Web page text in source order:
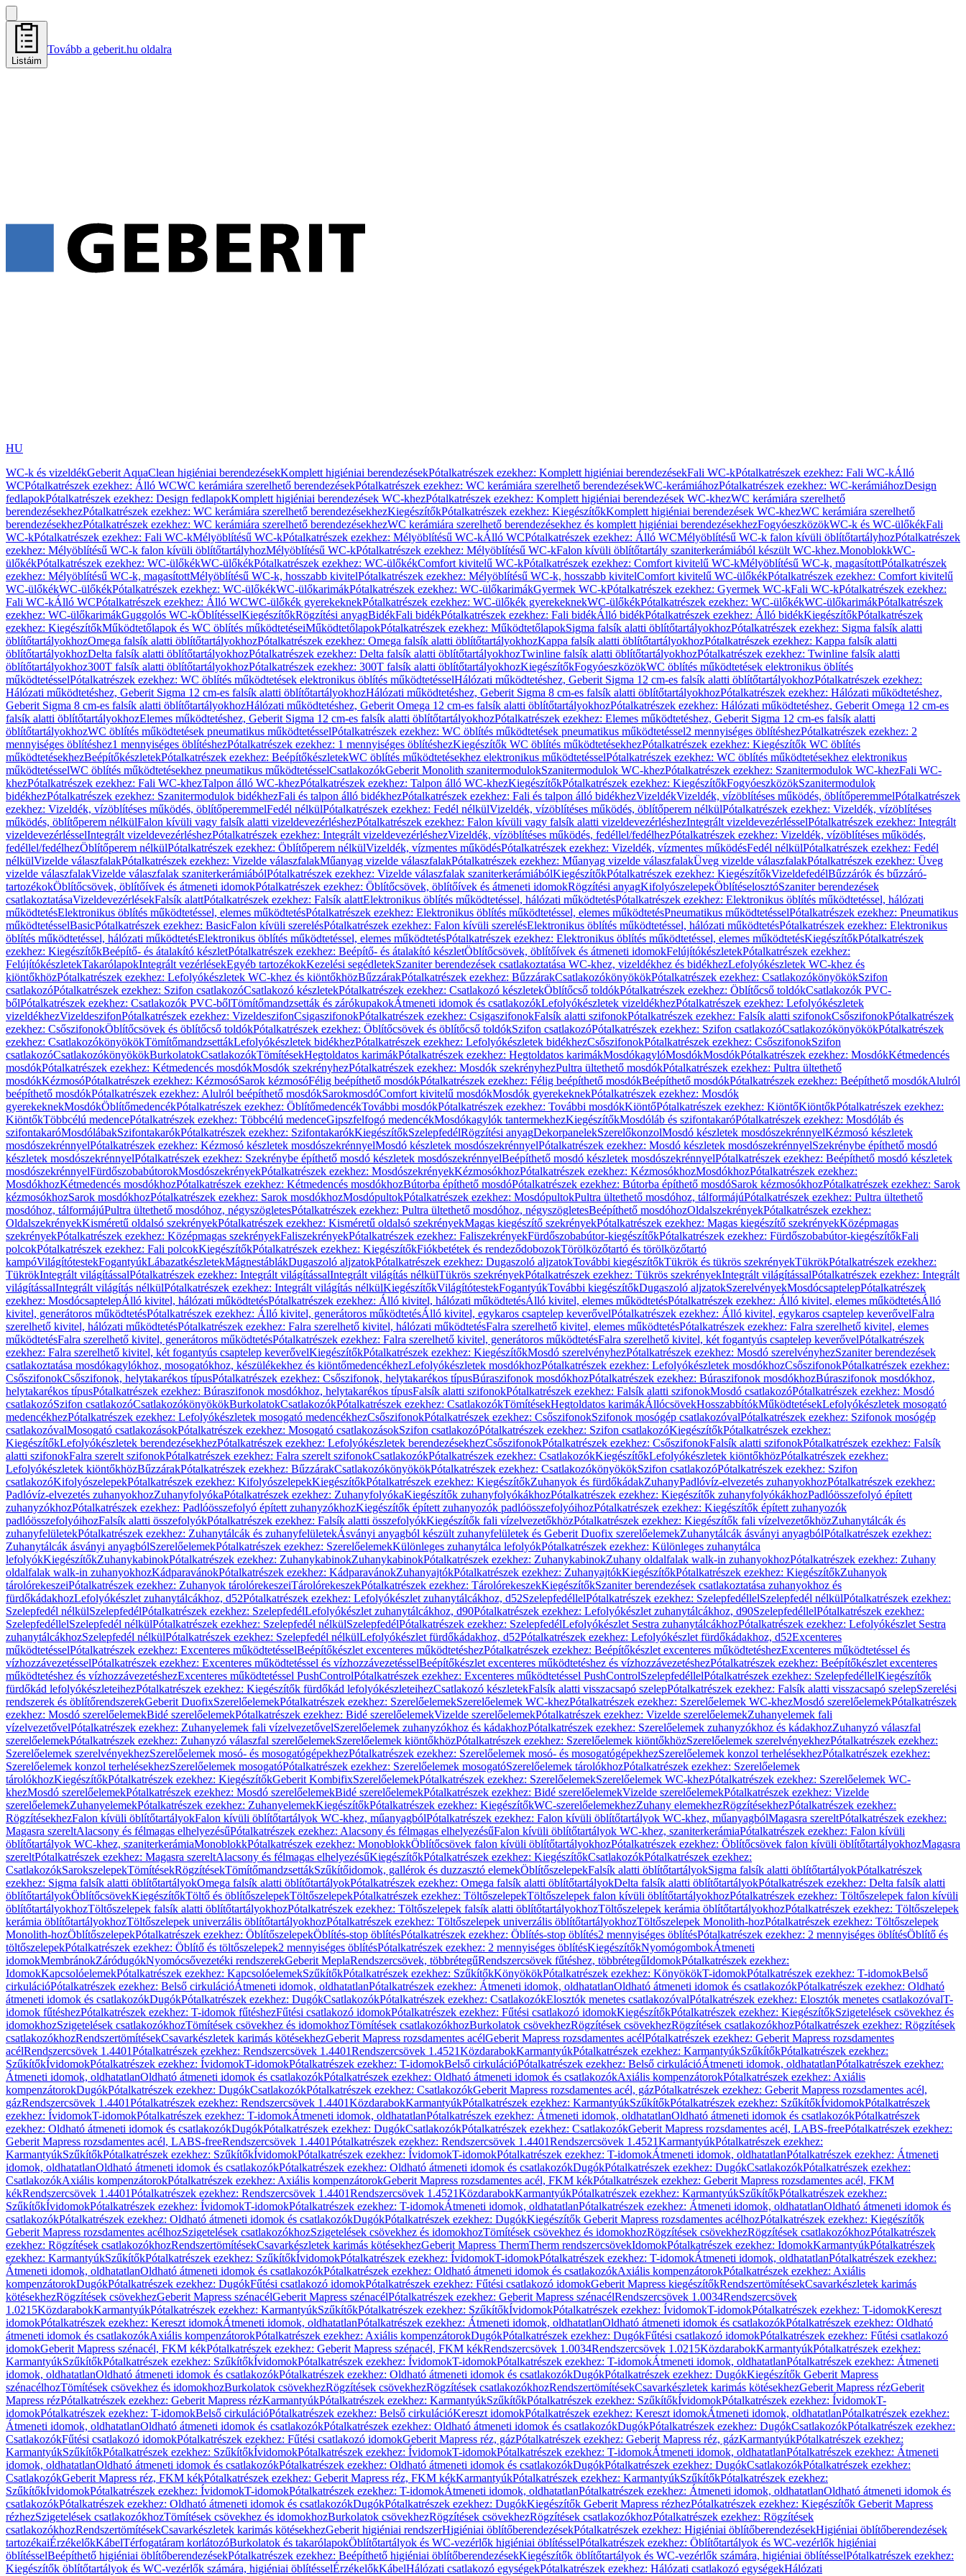
Listáim
Tovább a geberit.hu oldalra
HU
WC-k és vizeldékGeberit AquaClean higiéniai berendezésekKomplett higiéniai berendezésekPótalkatrészek ezekhez: Komplett higiéniai berendezésekFali WC-kPótalkatrészek ezekhez: Fali WC-kÁlló
WCPótalkatrészek ezekhez: Álló WCWC kerámiára szerelhető berendezésekPótalkatrészek ezekhez: WC kerámiára szerelhető berendezésekWC-kerámiáhozPótalkatrészek ezekhez: WC-kerámiáhozDesign
fedlapokPótalkatrészek ezekhez: Design fedlapokKomplett higiéniai berendezések WC-khezPótalkatrészek ezekhez: Komplett higiéniai berendezések WC-khezWC kerámiára szerelhető
berendezésekhezPótalkatrészek ezekhez: WC kerámiára szerelhető berendezésekhezKiegészítőkPótalkatrészek ezekhez: KiegészítőkKomplett higiéniai berendezések WC-khezWC kerámiára szerelhető
berendezésekhezPótalkatrészek ezekhez: WC kerámiára szerelhető berendezésekhezWC kerámiára szerelhető berendezésekhez és komplett higiéniai berendezésekhezFogyóeszközökWC-k és WC-ülőkékFali
WC-kPótalkatrészek ezekhez: Fali WC-kMélyöblítésű WC-kPótalkatrészek ezekhez: Mélyöblítésű WC-kÁlló WCPótalkatrészek ezekhez: Álló WCMélyöblítésű WC-k falon kívüli öblítőtartályhozPótalkatrészek
ezekhez: Mélyöblítésű WC-k falon kívüli öblítőtartályhozMélyöblítésű WC-kPótalkatrészek ezekhez: Mélyöblítésű WC-kFalon kívüli öblítőtartály szaniterkerámiából készült WC-khez.MonoblokkWC-
ülőkékPótalkatrészek ezekhez: WC-ülőkékWC-ülőkékPótalkatrészek ezekhez: WC-ülőkékComfort kivitelű WC-kPótalkatrészek ezekhez: Comfort kivitelű WC-kMélyöblítésű WC-k, magasítottPótalkatrészek
ezekhez: Mélyöblítésű WC-k, magasítottMélyöblítésű WC-k, hosszabb kivitelPótalkatrészek ezekhez: Mélyöblítésű WC-k, hosszabb kivitelComfort kivitelű WC-ülőkékPótalkatrészek ezekhez: Comfort kivitelű
WC-ülőkékWC-ülőkékPótalkatrészek ezekhez: WC-ülőkékWC-ülőkarimákPótalkatrészek ezekhez: WC-ülőkarimákGyermek WC-kPótalkatrészek ezekhez: Gyermek WC-kFali WC-kPótalkatrészek ezekhez:
Fali WC-kÁlló WCPótalkatrészek ezekhez: Álló WCWC-ülőkék gyerekeknekPótalkatrészek ezekhez: WC-ülőkék gyerekeknekWC-ülőkékPótalkatrészek ezekhez: WC-ülőkékWC-ülőkarimákPótalkatrészek
ezekhez: WC-ülőkarimákGuggolós WC-kÖblítésselKiegészítőkRögzítési anyagBidékFali bidékPótalkatrészek ezekhez: Fali bidékÁlló bidékPótalkatrészek ezekhez: Álló bidékKiegészítőkPótalkatrészek
ezekhez: KiegészítőkMűködtetőlapok és WC öblítés működtetéseiMűködtetőlapokPótalkatrészek ezekhez: MűködtetőlapokSigma falsík alatti öblítőtartályokhozPótalkatrészek ezekhez: Sigma falsík alatti
öblítőtartályokhozOmega falsík alatti öblítőtartályokhozPótalkatrészek ezekhez: Omega falsík alatti öblítőtartályokhozKappa falsík alatti öblítőtartályokhozPótalkatrészek ezekhez: Kappa falsík alatti
öblítőtartályokhozDelta falsík alatti öblítőtartályokhozPótalkatrészek ezekhez: Delta falsík alatti öblítőtartályokhozTwinline falsík alatti öblítőtartályokhozPótalkatrészek ezekhez: Twinline falsík alatti
öblítőtartályokhoz300T falsík alatti öblítőtartályokhozPótalkatrészek ezekhez: 300T falsík alatti öblítőtartályokhozKiegészítőkFogyóeszközökWC öblítés működtetések elektronikus öblítés
működtetésselPótalkatrészek ezekhez: WC öblítés működtetések elektronikus öblítés működtetésselHálózati működtetéshez, Geberit Sigma 12 cm-es falsík alatti öblítőtartályokhozPótalkatrészek ezekhez:
Hálózati működtetéshez, Geberit Sigma 12 cm-es falsík alatti öblítőtartályokhozHálózati működtetéshez, Geberit Sigma 8 cm-es falsík alatti öblítőtartályokhozPótalkatrészek ezekhez: Hálózati működtetéshez,
Geberit Sigma 8 cm-es falsík alatti öblítőtartályokhozHálózati működtetéshez, Geberit Omega 12 cm-es falsík alatti öblítőtartályokhozPótalkatrészek ezekhez: Hálózati működtetéshez, Geberit Omega 12 cm-es
falsík alatti öblítőtartályokhozElemes működtetéshez, Geberit Sigma 12 cm-es falsík alatti öblítőtartályokhozPótalkatrészek ezekhez: Elemes működtetéshez, Geberit Sigma 12 cm-es falsík alatti
öblítőtartályokhozWC öblítés működtetések pneumatikus működtetésselPótalkatrészek ezekhez: WC öblítés működtetések pneumatikus működtetéssel2 mennyiséges öblítéshezPótalkatrészek ezekhez: 2
mennyiséges öblítéshez1 mennyiséges öblítéshezPótalkatrészek ezekhez: 1 mennyiséges öblítéshezKiegészítők WC öblítés működtetésekhezPótalkatrészek ezekhez: Kiegészítők WC öblítés
működtetésekhezBeépítőkészletekPótalkatrészek ezekhez: BeépítőkészletekWC öblítés működtetésekhez elektronikus működtetésselPótalkatrészek ezekhez: WC öblítés működtetésekhez elektronikus
működtetésselWC öblítés működtetésekhez pneumatikus működtetésselCsatlakozókGeberit Monolith szanitermodulokSzanitermodulok WC-khezPótalkatrészek ezekhez: Szanitermodulok WC-khezFali WC-
khezPótalkatrészek ezekhez: Fali WC-khezTalpon álló WC-khezPótalkatrészek ezekhez: Talpon álló WC-khezKiegészítőkPótalkatrészek ezekhez: KiegészítőkFogyóeszközökSzanitermodulok
bidékhezPótalkatrészek ezekhez: Szanitermodulok bidékhezFali és talpon álló bidékhezPótalkatrészek ezekhez: Fali és talpon álló bidékhezVizeldékVizeldék, vízöblítéses működés, öblítőperemmelPótalkatrészek
ezekhez: Vizeldék, vízöblítéses működés, öblítőperemmelFedél nélkülPótalkatrészek ezekhez: Fedél nélkülVizeldék, vízöblítéses működés, öblítőperem nélkülPótalkatrészek ezekhez: Vizeldék, vízöblítéses
működés, öblítőperem nélkülFalon kívüli vagy falsík alatti vizeldevezérléshezPótalkatrészek ezekhez: Falon kívüli vagy falsík alatti vizeldevezérléshezIntegrált vizeldevezérlésselPótalkatrészek ezekhez: Integrált
vizeldevezérlésselIntegrált vizeldevezérléshezPótalkatrészek ezekhez: Integrált vizeldevezérléshezVizeldék, vízöblítéses működés, fedéllel/fedélhezPótalkatrészek ezekhez: Vizeldék, vízöblítéses működés,
fedéllel/fedélhezÖblítőperem nélkülPótalkatrészek ezekhez: Öblítőperem nélkülVizeldék, vízmentes működésPótalkatrészek ezekhez: Vizeldék, vízmentes működésFedél nélkülPótalkatrészek ezekhez: Fedél
nélkülVizelde válaszfalakPótalkatrészek ezekhez: Vizelde válaszfalakMűanyag vizelde válaszfalakPótalkatrészek ezekhez: Műanyag vizelde válaszfalakÜveg vizelde válaszfalakPótalkatrészek ezekhez: Üveg
vizelde válaszfalakVizelde válaszfalak szaniterkerámiábólPótalkatrészek ezekhez: Vizelde válaszfalak szaniterkerámiábólKiegészítőkPótalkatrészek ezekhez: KiegészítőkVizeldefedélBűzzárók és bűzzáró-
tartozékokÖblítőcsövek, öblítőívek és átmeneti idomokPótalkatrészek ezekhez: Öblítőcsövek, öblítőívek és átmeneti idomokRögzítési anyagKifolyószelepekÖblítéselosztóSzaniter berendezések
csatlakoztatásaVizeldevezérlésekFalsík alattPótalkatrészek ezekhez: Falsík alattElektronikus öblítés működtetéssel, hálózati működtetésPótalkatrészek ezekhez: Elektronikus öblítés működtetéssel, hálózati
működtetésElektronikus öblítés működtetéssel, elemes működtetésPótalkatrészek ezekhez: Elektronikus öblítés működtetéssel, elemes működtetésPneumatikus működtetésselPótalkatrészek ezekhez: Pneumatikus
működtetésselBasicPótalkatrészek ezekhez: BasicFalon kívüli szerelésPótalkatrészek ezekhez: Falon kívüli szerelésElektronikus öblítés működtetéssel, hálózati működtetésPótalkatrészek ezekhez: Elektronikus
öblítés működtetéssel, hálózati működtetésElektronikus öblítés működtetéssel, elemes működtetésPótalkatrészek ezekhez: Elektronikus öblítés működtetéssel, elemes működtetésKiegészítőkPótalkatrészek
ezekhez: KiegészítőkBeépítő- és átalakító készletPótalkatrészek ezekhez: Beépítő- és átalakító készletÖblítőcsövek, öblítőívek és átmeneti idomokFelújítókészletekPótalkatrészek ezekhez:
FelújítókészletekTakarólapokIntegrált vezérlésekEgyéb tartozékokKezelési segédletekSzaniter berendezések csatlakoztatása WC-khez, vizeldékhez és bidékhezLefolyókészletek WC-khez és
kiöntőkhözPótalkatrészek ezekhez: Lefolyókészletek WC-khez és kiöntőkhözBűzzárakPótalkatrészek ezekhez: BűzzárakCsatlakozókönyökökPótalkatrészek ezekhez: CsatlakozókönyökökSzifon
csatlakozóPótalkatrészek ezekhez: Szifon csatlakozóCsatlakozó készletekPótalkatrészek ezekhez: Csatlakozó készletekÖblítőcső toldókPótalkatrészek ezekhez: Öblítőcső toldókCsatlakozók PVC-
bőlPótalkatrészek ezekhez: Csatlakozók PVC-bőlTömítőmandzsetták és zárókupakokÁtmeneti idomok és csatlakozókLefolyókészletek vizeldékhezPótalkatrészek ezekhez: Lefolyókészletek
vizeldékhezVizeldeszifonPótalkatrészek ezekhez: VizeldeszifonCsigaszifonokPótalkatrészek ezekhez: CsigaszifonokFalsík alatti szifonokPótalkatrészek ezekhez: Falsík alatti szifonokCsőszifonokPótalkatrészek
ezekhez: CsőszifonokÖblítőcsövek és öblítőcső toldókPótalkatrészek ezekhez: Öblítőcsövek és öblítőcső toldókSzifon csatlakozóPótalkatrészek ezekhez: Szifon csatlakozóCsatlakozókönyökökPótalkatrészek
ezekhez: CsatlakozókönyökökTömítőmandzsettákLefolyókészletek bidékhezPótalkatrészek ezekhez: Lefolyókészletek bidékhezCsőszifonokPótalkatrészek ezekhez: CsőszifonokSzifon
csatlakozóCsatlakozókönyökökBurkolatokCsatlakozókTömítésekHegtoldatos karimákPótalkatrészek ezekhez: Hegtoldatos karimákMosdókagylóMosdókMosdókPótalkatrészek ezekhez: MosdókKétmedencés
mosdókPótalkatrészek ezekhez: Kétmedencés mosdókMosdók szekrényhezPótalkatrészek ezekhez: Mosdók szekrényhezPultra ültethető mosdókPótalkatrészek ezekhez: Pultra ültethető
mosdókKézmosóPótalkatrészek ezekhez: KézmosóSarok kézmosóFélig beépíthető mosdókPótalkatrészek ezekhez: Félig beépíthető mosdókBeépíthető mosdókPótalkatrészek ezekhez: Beépíthető mosdókAlulról
beépíthető mosdókPótalkatrészek ezekhez: Alulról beépíthető mosdókSarokmosdóComfort kivitelű mosdókMosdók gyerekeknekPótalkatrészek ezekhez: Mosdók
gyerekeknekMosdókÖblítőmedencékPótalkatrészek ezekhez: ÖblítőmedencékTovábbi mosdókPótalkatrészek ezekhez: További mosdókKiöntőPótalkatrészek ezekhez: KiöntőKiöntőkPótalkatrészek ezekhez:
KiöntőkTöbbcélú medencePótalkatrészek ezekhez: Többcélú medenceGipszfelfogó medencékMosdókagylók tantermekhezKiegészítőkMosdóláb és szifontakaróPótalkatrészek ezekhez: Mosdóláb és
szifontakaróMosdólábakSzifontakarókPótalkatrészek ezekhez: SzifontakarókKiegészítőkSzelepfedélRögzítési anyagDekorpanelekSzerelőkonzolMosdó készletek mosdószekrénnyelKézmosó készletek
mosdószekrénnyelPótalkatrészek ezekhez: Kézmosó készletek mosdószekrénnyelMosdó készletek mosdószekrénnyelPótalkatrészek ezekhez: Mosdó készletek mosdószekrénnyelSzekrénybe építhető mosdó
készletek mosdószekrénnyelPótalkatrészek ezekhez: Szekrénybe építhető mosdó készletek mosdószekrénnyelBeépíthető mosdó készletek mosdószekrénnyelPótalkatrészek ezekhez: Beépíthető mosdó készletek
mosdószekrénnyelFürdőszobabútorokMosdószekrényekPótalkatrészek ezekhez: MosdószekrényekKézmosókhozPótalkatrészek ezekhez: KézmosókhozMosdókhozPótalkatrészek ezekhez:
MosdókhozKétmedencés mosdókhozPótalkatrészek ezekhez: Kétmedencés mosdókhozBútorba építhető mosdóPótalkatrészek ezekhez: Bútorba építhető mosdóSarok kézmosókhozPótalkatrészek ezekhez: Sarok
kézmosókhozSarok mosdókhozPótalkatrészek ezekhez: Sarok mosdókhozMosdópultokPótalkatrészek ezekhez: MosdópultokPultra ültethető mosdóhoz, tálformájúPótalkatrészek ezekhez: Pultra ültethető
mosdóhoz, tálformájúPultra ültethető mosdóhoz, négyszögletesPótalkatrészek ezekhez: Pultra ültethető mosdóhoz, négyszögletesBeépíthető mosdóhozOldalszekrényekPótalkatrészek ezekhez:
OldalszekrényekKisméretű oldalsó szekrényekPótalkatrészek ezekhez: Kisméretű oldalsó szekrényekMagas kiegészítő szekrényekPótalkatrészek ezekhez: Magas kiegészítő szekrényekKözépmagas
szekrényekPótalkatrészek ezekhez: Középmagas szekrényekFaliszekrényekPótalkatrészek ezekhez: FaliszekrényekFürdőszobabútor-kiegészítőkPótalkatrészek ezekhez: Fürdőszobabútor-kiegészítőkFali
polcokPótalkatrészek ezekhez: Fali polcokKiegészítőkPótalkatrészek ezekhez: KiegészítőkFiókbetétek és rendeződobozokTörölközőtartó és törölközőtartó
kampóVilágítótestekFogantyúkLábazatkészletekMágnestáblákDugaszoló aljzatokPótalkatrészek ezekhez: Dugaszoló aljzatokTovábbi kiegészítőkTükrök és tükrös szekrényekTükrökPótalkatrészek ezekhez:
TükrökIntegrált világítássalPótalkatrészek ezekhez: Integrált világítássalIntegrált világítás nélkülTükrös szekrényekPótalkatrészek ezekhez: Tükrös szekrényekIntegrált világítássalPótalkatrészek ezekhez: Integrált
világítássalIntegrált világítás nélkülPótalkatrészek ezekhez: Integrált világítás nélkülKiegészítőkVilágítótestekFogantyúkTovábbi kiegészítőkDugaszoló aljzatokSzerelvényekMosdócsaptelepPótalkatrészek
ezekhez: MosdócsaptelepÁlló kivitel, hálózati működtetésPótalkatrészek ezekhez: Álló kivitel, hálózati működtetésÁlló kivitel, elemes működtetésPótalkatrészek ezekhez: Álló kivitel, elemes működtetésÁlló
kivitel, generátoros működtetésPótalkatrészek ezekhez: Álló kivitel, generátoros működtetésÁlló kivitel, egykaros csaptelep keverővelPótalkatrészek ezekhez: Álló kivitel, egykaros csaptelep keverővelFalra
szerelhető kivitel, hálózati működtetésPótalkatrészek ezekhez: Falra szerelhető kivitel, hálózati működtetésFalra szerelhető kivitel, elemes működtetésPótalkatrészek ezekhez: Falra szerelhető kivitel, elemes
működtetésFalra szerelhető kivitel, generátoros működtetésPótalkatrészek ezekhez: Falra szerelhető kivitel, generátoros működtetésFalra szerelhető kivitel, két fogantyús csaptelep keverővelPótalkatrészek
ezekhez: Falra szerelhető kivitel, két fogantyús csaptelep keverővelKiegészítőkPótalkatrészek ezekhez: KiegészítőkMosdó szerelvényhezPótalkatrészek ezekhez: Mosdó szerelvényhezSzaniter berendezések
csatlakoztatása mosdókagylókhoz, mosogatókhoz, készülékekhez és kiöntőmedencékhezLefolyókészletek mosdókhozPótalkatrészek ezekhez: Lefolyókészletek mosdókhozCsőszifonokPótalkatrészek ezekhez:
CsőszifonokCsőszifonok, helytakarékos típusPótalkatrészek ezekhez: Csőszifonok, helytakarékos típusBúraszifonok mosdókhozPótalkatrészek ezekhez: Búraszifonok mosdókhozBúraszifonok mosdókhoz,
helytakarékos típusPótalkatrészek ezekhez: Búraszifonok mosdókhoz, helytakarékos típusFalsík alatti szifonokPótalkatrészek ezekhez: Falsík alatti szifonokMosdó csatlakozóPótalkatrészek ezekhez: Mosdó
csatlakozóSzifon csatlakozóCsatlakozókönyökökBurkolatokCsatlakozókPótalkatrészek ezekhez: CsatlakozókTömítésekHegtoldatos karimákÁllócsövekHosszabbítókMűködtetésekLefolyókészletek mosogató
medencékhezPótalkatrészek ezekhez: Lefolyókészletek mosogató medencékhezCsőszifonokPótalkatrészek ezekhez: CsőszifonokSzifonok mosógép csatlakozóvalPótalkatrészek ezekhez: Szifonok mosógép
csatlakozóvalMosogató csatlakozásokPótalkatrészek ezekhez: Mosogató csatlakozásokSzifon csatlakozóPótalkatrészek ezekhez: Szifon csatlakozóKiegészítőkPótalkatrészek ezekhez:
KiegészítőkLefolyókészletek berendezésekhezPótalkatrészek ezekhez: Lefolyókészletek berendezésekhezCsőszifonokPótalkatrészek ezekhez: CsőszifonokFalsík alatti szifonokPótalkatrészek ezekhez: Falsík
alatti szifonokFalra szerelt szifonokPótalkatrészek ezekhez: Falra szerelt szifonokCsatlakozókPótalkatrészek ezekhez: CsatlakozókKiegészítőkLefolyókészletek kiöntőkhözPótalkatrészek ezekhez:
Lefolyókészletek kiöntőkhözBűzzárakPótalkatrészek ezekhez: BűzzárakCsatlakozókönyökökPótalkatrészek ezekhez: CsatlakozókönyökökSzifon csatlakozóPótalkatrészek ezekhez: Szifon
csatlakozóKifolyószelepekPótalkatrészek ezekhez: KifolyószelepekKiegészítőkPótalkatrészek ezekhez: KiegészítőkZuhanyok és fürdőkádakZuhanyPadlóvíz-elvezetés zuhanyokhozPótalkatrészek ezekhez:
Padlóvíz-elvezetés zuhanyokhozZuhanyfolyókaPótalkatrészek ezekhez: ZuhanyfolyókaKiegészítők zuhanyfolyókákhozPótalkatrészek ezekhez: Kiegészítők zuhanyfolyókákhozPadlóösszefolyó épített
zuhanyzókhozPótalkatrészek ezekhez: Padlóösszefolyó épített zuhanyzókhozKiegészítők épített zuhanyozók padlóösszefolyóihozPótalkatrészek ezekhez: Kiegészítők épített zuhanyozók
padlóösszefolyóihozFalsík alatti összefolyókPótalkatrészek ezekhez: Falsík alatti összefolyókKiegészítők fali vízelvezetőkhözPótalkatrészek ezekhez: Kiegészítők fali vízelvezetőkhözZuhanytálcák és
zuhanyfelületekPótalkatrészek ezekhez: Zuhanytálcák és zuhanyfelületekÁsványi anyagból készült zuhanyfelületek és Geberit Duofix szerelőelemekZuhanytálcák ásványi anyagbólPótalkatrészek ezekhez:
Zuhanytálcák ásványi anyagbólSzerelőelemekPótalkatrészek ezekhez: SzerelőelemekKülönleges zuhanytálca lefolyókPótalkatrészek ezekhez: Különleges zuhanytálca
lefolyókKiegészítőkZuhanykabinokPótalkatrészek ezekhez: ZuhanykabinokZuhanykabinokPótalkatrészek ezekhez: ZuhanykabinokZuhany oldalfalak walk-in zuhanyokhozPótalkatrészek ezekhez: Zuhany
oldalfalak walk-in zuhanyokhozKádparavánokPótalkatrészek ezekhez: KádparavánokZuhanyajtókPótalkatrészek ezekhez: ZuhanyajtókKiegészítőkPótalkatrészek ezekhez: KiegészítőkZuhanyok
tárolórekeszeiPótalkatrészek ezekhez: Zuhanyok tárolórekeszeiTárolórekeszekPótalkatrészek ezekhez: TárolórekeszekKiegészítőkSzaniter berendezések csatlakoztatása zuhanyokhoz és
fürdőkádakhozLefolyókészlet zuhanytálcákhoz, d52Pótalkatrészek ezekhez: Lefolyókészlet zuhanytálcákhoz, d52SzelepfedéllelPótalkatrészek ezekhez: SzelepfedéllelSzelepfedél nélkülPótalkatrészek ezekhez:
Szelepfedél nélkülSzelepfedélPótalkatrészek ezekhez: SzelepfedélLefolyókészlet zuhanytálcákhoz, d90Pótalkatrészek ezekhez: Lefolyókészlet zuhanytálcákhoz, d90SzelepfedéllelPótalkatrészek ezekhez:
SzelepfedéllelSzelepfedél nélkülPótalkatrészek ezekhez: Szelepfedél nélkülSzelepfedélPótalkatrészek ezekhez: SzelepfedélLefolyókészlet Sestra zuhanytálcákhozPótalkatrészek ezekhez: Lefolyókészlet Sestra
zuhanytálcákhozSzelepfedél nélkülPótalkatrészek ezekhez: Szelepfedél nélkülLefolyókészlet fürdőkádakhoz, d52Pótalkatrészek ezekhez: Lefolyókészlet fürdőkádakhoz, d52Excenteres
működtetésselPótalkatrészek ezekhez: Excenteres működtetésselBeépítőkészlet excenteres működtetéshezPótalkatrészek ezekhez: Beépítőkészlet excenteres működtetéshezExcenteres működtetéssel és
vízhozzávezetésselPótalkatrészek ezekhez: Excenteres működtetéssel és vízhozzávezetésselBeépítőkészlet excenteres működtetéshez és vízhozzávezetéshezPótalkatrészek ezekhez: Beépítőkészlet excenteres
működtetéshez és vízhozzávezetéshezExcenteres működtetéssel PushControlPótalkatrészek ezekhez: Excenteres működtetéssel PushControlSzelepfedéllelPótalkatrészek ezekhez: SzelepfedéllelKiegészítők
fürdőkád lefolyókészleteihezPótalkatrészek ezekhez: Kiegészítők fürdőkád lefolyókészleteihezCsatlakozó készletekFalsík alatti visszacsapó szelepPótalkatrészek ezekhez: Falsík alatti visszacsapó szelepSzerelési
rendszerek és öblítőrendszerekGeberit DuofixSzerelőelemekPótalkatrészek ezekhez: SzerelőelemekSzerelőelemek WC-khezPótalkatrészek ezekhez: Szerelőelemek WC-khezMosdó szerelőelemekPótalkatrészek
ezekhez: Mosdó szerelőelemekBidé szerelőelemekPótalkatrészek ezekhez: Bidé szerelőelemekVizelde szerelőelemekPótalkatrészek ezekhez: Vizelde szerelőelemekZuhanyelemek fali
vízelvezetővelPótalkatrészek ezekhez: Zuhanyelemek fali vízelvezetővelSzerelőelemek zuhanyzókhoz és kádakhozPótalkatrészek ezekhez: Szerelőelemek zuhanyzókhoz és kádakhozZuhanyzó válaszfal
szerelőelemekPótalkatrészek ezekhez: Zuhanyzó válaszfal szerelőelemekSzerelőelemek kiöntőkhözPótalkatrészek ezekhez: Szerelőelemek kiöntőkhözSzerelőelemek szerelvényekhezPótalkatrészek ezekhez:
Szerelőelemek szerelvényekhezSzerelőelemek mosó- és mosogatógépekhezPótalkatrészek ezekhez: Szerelőelemek mosó- és mosogatógépekhezSzerelőelemek konzol terhelésekhezPótalkatrészek ezekhez:
Szerelőelemek konzol terhelésekhezSzerelőelemek mosogatóPótalkatrészek ezekhez: Szerelőelemek mosogatóSzerelőelemek tárolókhozPótalkatrészek ezekhez: Szerelőelemek
tárolókhozKiegészítőkPótalkatrészek ezekhez: KiegészítőkGeberit KombifixSzerelőelemekPótalkatrészek ezekhez: SzerelőelemekSzerelőelemek WC-khezPótalkatrészek ezekhez: Szerelőelemek WC-
khezMosdó szerelőelemekPótalkatrészek ezekhez: Mosdó szerelőelemekBidé szerelőelemekPótalkatrészek ezekhez: Bidé szerelőelemekVizelde szerelőelemekPótalkatrészek ezekhez: Vizelde
szerelőelemekZuhanyelemekPótalkatrészek ezekhez: ZuhanyelemekKiegészítőkPótalkatrészek ezekhez: KiegészítőkWC-szerelőelemekhezZuhany elemekhezRögzítésekhezPótalkatrészek ezekhez:
RögzítésekhezFalon kívüli öblítőtartályokFalon kívüli öblítőtartályok WC-khez, műanyagbólPótalkatrészek ezekhez: Falon kívüli öblítőtartályok WC-khez, műanyagbólMagasra szereltPótalkatrészek ezekhez:
Magasra szereltAlacsony és félmagas elhelyezésűPótalkatrészek ezekhez: Alacsony és félmagas elhelyezésűFalon kívüli öblítőtartályok WC-khez, szaniterkerámiaPótalkatrészek ezekhez: Falon kívüli
öblítőtartályok WC-khez, szaniterkerámiaMonoblokkPótalkatrészek ezekhez: MonoblokkÖblítőcsövek falon kívüli öblítőtartályokhozPótalkatrészek ezekhez: Öblítőcsövek falon kívüli öblítőtartályokhozMagasra
szereltPótalkatrészek ezekhez: Magasra szereltAlacsony és félmagas elhelyezésűKiegészítőkPótalkatrészek ezekhez: KiegészítőkCsatlakozókPótalkatrészek ezekhez:
CsatlakozókSarokszelepekTömítésekRögzítésekTömítőmandzsettákSzűkítőidomok, gallérok és duzzasztó elemekÖblítőszelepekFalsík alatti öblítőtartályokSigma falsík alatti öblítőtartályokPótalkatrészek
ezekhez: Sigma falsík alatti öblítőtartályokOmega falsík alatti öblítőtartályokPótalkatrészek ezekhez: Omega falsík alatti öblítőtartályokDelta falsík alatti öblítőtartályokPótalkatrészek ezekhez: Delta falsík alatti
öblítőtartályokÖblítőcsövekKiegészítőkTöltő és öblítőszelepekTöltőszelepekPótalkatrészek ezekhez: TöltőszelepekTöltőszelepek falon kívüli öblítőtartályokhozPótalkatrészek ezekhez: Töltőszelepek falon kívüli
öblítőtartályokhozTöltőszelepek falsík alatti öblítőtartályokhozPótalkatrészek ezekhez: Töltőszelepek falsík alatti öblítőtartályokhozTöltőszelepek kerámia öblítőtartályokhozPótalkatrészek ezekhez: Töltőszelepek
kerámia öblítőtartályokhozTöltőszelepek univerzális öblítőtartályokhozPótalkatrészek ezekhez: Töltőszelepek univerzális öblítőtartályokhozTöltőszelepek Monolith-hozPótalkatrészek ezekhez: Töltőszelepek
Monolith-hozÖblítőszelepekPótalkatrészek ezekhez: ÖblítőszelepekÖblítés-stop öblítésPótalkatrészek ezekhez: Öblítés-stop öblítés2 mennyiséges öblítésPótalkatrészek ezekhez: 2 mennyiséges öblítésÖblítő és
töltőszelepekPótalkatrészek ezekhez: Öblítő és töltőszelepek2 mennyiséges öblítésPótalkatrészek ezekhez: 2 mennyiséges öblítésKiegészítőkNyomógombokÁtmeneti
idomokMembránokZáródugókNyomócsővezetéki rendszerekGeberit MeplaRendszercsövek, többrétegűRendszercsövek fűtéshez, többrétegűIdomokPótalkatrészek ezekhez:
IdomokKapcsolóelemekPótalkatrészek ezekhez: KapcsolóelemekSzűkítőkPótalkatrészek ezekhez: SzűkítőkKönyökökPótalkatrészek ezekhez: KönyökökT-idomokPótalkatrészek ezekhez: T-idomokBelső
cirkulációPótalkatrészek ezekhez: Belső cirkulációÁtmeneti idomok, oldhatatlanPótalkatrészek ezekhez: Átmeneti idomok, oldhatatlanOldható átmeneti idomok és csatlakozókPótalkatrészek ezekhez: Oldható
átmeneti idomok és csatlakozókDugókPótalkatrészek ezekhez: DugókCsatlakozókPótalkatrészek ezekhez: CsatlakozókElosztók menetes csatlakozóvalPótalkatrészek ezekhez: Elosztók menetes csatlakozóvalT-
idomok fűtéshezPótalkatrészek ezekhez: T-idomok fűtéshezFűtési csatlakozó idomokPótalkatrészek ezekhez: Fűtési csatlakozó idomokKiegészítőkPótalkatrészek ezekhez: KiegészítőkSzigetelések csövekhez és
idomokhozSzigetelések csatlakozókhozTömítések csövekhez és idomokhozTömítések csatlakozókhozBurkolatok csövekhezRögzítések csövekhezRögzítések csatlakozókhozPótalkatrészek ezekhez: Rögzítések
csatlakozókhozRendszertömítésekCsavarkészletek karimás kötésekhezGeberit Mapress rozsdamentes acélGeberit Mapress rozsdamentes acélPótalkatrészek ezekhez: Geberit Mapress rozsdamentes
acélRendszercsövek 1.4401Pótalkatrészek ezekhez: Rendszercsövek 1.4401Rendszercsövek 1.4521KözdarabokKarmantyúkPótalkatrészek ezekhez: KarmantyúkSzűkítőkPótalkatrészek ezekhez:
SzűkítőkÍvidomokPótalkatrészek ezekhez: ÍvidomokT-idomokPótalkatrészek ezekhez: T-idomokBelső cirkulációPótalkatrészek ezekhez: Belső cirkulációÁtmeneti idomok, oldhatatlanPótalkatrészek ezekhez:
Átmeneti idomok, oldhatatlanOldható átmeneti idomok és csatlakozókPótalkatrészek ezekhez: Oldható átmeneti idomok és csatlakozókAxiális kompenzátorokPótalkatrészek ezekhez: Axiális
kompenzátorokDugókPótalkatrészek ezekhez: DugókCsatlakozókPótalkatrészek ezekhez: CsatlakozókGeberit Mapress rozsdamentes acél, gázPótalkatrészek ezekhez: Geberit Mapress rozsdamentes acél,
gázRendszercsövek 1.4401Pótalkatrészek ezekhez: Rendszercsövek 1.4401KözdarabokKarmantyúkPótalkatrészek ezekhez: KarmantyúkSzűkítőkPótalkatrészek ezekhez: SzűkítőkÍvidomokPótalkatrészek
ezekhez: ÍvidomokT-idomokPótalkatrészek ezekhez: T-idomokÁtmeneti idomok, oldhatatlanPótalkatrészek ezekhez: Átmeneti idomok, oldhatatlanOldható átmeneti idomok és csatlakozókPótalkatrészek
ezekhez: Oldható átmeneti idomok és csatlakozókDugókPótalkatrészek ezekhez: DugókCsatlakozókPótalkatrészek ezekhez: CsatlakozókGeberit Mapress rozsdamentes acél, LABS-freePótalkatrészek ezekhez:
Geberit Mapress rozsdamentes acél, LABS-freeRendszercsövek 1.4401Pótalkatrészek ezekhez: Rendszercsövek 1.4401Rendszercsövek 1.4521KarmantyúkPótalkatrészek ezekhez:
KarmantyúkSzűkítőkPótalkatrészek ezekhez: SzűkítőkÍvidomokPótalkatrészek ezekhez: ÍvidomokT-idomokPótalkatrészek ezekhez: T-idomokÁtmeneti idomok, oldhatatlanPótalkatrészek ezekhez: Átmeneti
idomok, oldhatatlanOldható átmeneti idomok és csatlakozókPótalkatrészek ezekhez: Oldható átmeneti idomok és csatlakozókDugókPótalkatrészek ezekhez: DugókCsatlakozókPótalkatrészek ezekhez:
CsatlakozókAxiális kompenzátorokPótalkatrészek ezekhez: Axiális kompenzátorokGeberit Mapress rozsdamentes acél, FKM kékPótalkatrészek ezekhez: Geberit Mapress rozsdamentes acél, FKM
kékRendszercsövek 1.4401Pótalkatrészek ezekhez: Rendszercsövek 1.4401Rendszercsövek 1.4521KözdarabokKarmantyúkPótalkatrészek ezekhez: KarmantyúkSzűkítőkPótalkatrészek ezekhez:
SzűkítőkÍvidomokPótalkatrészek ezekhez: ÍvidomokT-idomokPótalkatrészek ezekhez: T-idomokÁtmeneti idomok, oldhatatlanPótalkatrészek ezekhez: Átmeneti idomok, oldhatatlanOldható átmeneti idomok és
csatlakozókPótalkatrészek ezekhez: Oldható átmeneti idomok és csatlakozókDugókPótalkatrészek ezekhez: DugókKiegészítők Geberit Mapress rozsdamentes acélhozPótalkatrészek ezekhez: Kiegészítők
Geberit Mapress rozsdamentes acélhozSzigetelések csatlakozókhozSzigetelések csövekhez és idomokhozTömítések csövekhez és idomokhozRögzítések csövekhezRögzítések csatlakozókhozPótalkatrészek
ezekhez: Rögzítések csatlakozókhozRendszertömítésekCsavarkészletek karimás kötésekhezGeberit Mapress ThermTherm rendszercsövekIdomokPótalkatrészek ezekhez: IdomokKarmantyúkPótalkatrészek
ezekhez: KarmantyúkSzűkítőkPótalkatrészek ezekhez: SzűkítőkÍvidomokPótalkatrészek ezekhez: ÍvidomokT-idomokPótalkatrészek ezekhez: T-idomokÁtmeneti idomok, oldhatatlanPótalkatrészek ezekhez:
Átmeneti idomok, oldhatatlanOldható átmeneti idomok és csatlakozókPótalkatrészek ezekhez: Oldható átmeneti idomok és csatlakozókAxiális kompenzátorokPótalkatrészek ezekhez: Axiális
kompenzátorokDugókPótalkatrészek ezekhez: DugókFűtési csatlakozó idomokPótalkatrészek ezekhez: Fűtési csatlakozó idomokGeberit Mapress kiegészítőkRendszertömítésekCsavarkészletek karimás
kötésekhezRögzítések csövekhezGeberit Mapress szénacélGeberit Mapress szénacélPótalkatrészek ezekhez: Geberit Mapress szénacélRendszercsövek 1.0034Rendszercsövek
1.0215KözdarabokKarmantyúkPótalkatrészek ezekhez: KarmantyúkSzűkítőkPótalkatrészek ezekhez: SzűkítőkÍvidomokPótalkatrészek ezekhez: ÍvidomokT-idomokPótalkatrészek ezekhez: T-idomokKereszt
idomokPótalkatrészek ezekhez: Kereszt idomokÁtmeneti idomok, oldhatatlanPótalkatrészek ezekhez: Átmeneti idomok, oldhatatlanOldható átmeneti idomok és csatlakozókPótalkatrészek ezekhez: Oldható
átmeneti idomok és csatlakozókAxiális kompenzátorokPótalkatrészek ezekhez: Axiális kompenzátorokDugókPótalkatrészek ezekhez: DugókFűtési csatlakozó idomokPótalkatrészek ezekhez: Fűtési csatlakozó
idomokGeberit Mapress szénacél, FKM kékPótalkatrészek ezekhez: Geberit Mapress szénacél, FKM kékRendszercsövek 1.0034Rendszercsövek 1.0215KözdarabokKarmantyúkPótalkatrészek ezekhez:
KarmantyúkSzűkítőkPótalkatrészek ezekhez: SzűkítőkÍvidomokPótalkatrészek ezekhez: ÍvidomokT-idomokPótalkatrészek ezekhez: T-idomokÁtmeneti idomok, oldhatatlanPótalkatrészek ezekhez: Átmeneti
idomok, oldhatatlanOldható átmeneti idomok és csatlakozókPótalkatrészek ezekhez: Oldható átmeneti idomok és csatlakozókDugókPótalkatrészek ezekhez: DugókKiegészítők Geberit Mapress
szénacélhozTömítések csövekhez és idomokhozBurkolatok csövekhezRögzítések csövekhezRögzítések csatlakozókhozRendszertömítésekCsavarkészletek karimás kötésekhezGeberit Mapress rézGeberit
Mapress rézPótalkatrészek ezekhez: Geberit Mapress rézKarmantyúkPótalkatrészek ezekhez: KarmantyúkSzűkítőkPótalkatrészek ezekhez: SzűkítőkÍvidomokPótalkatrészek ezekhez: ÍvidomokT-
idomokPótalkatrészek ezekhez: T-idomokBelső cirkulációPótalkatrészek ezekhez: Belső cirkulációKereszt idomokPótalkatrészek ezekhez: Kereszt idomokÁtmeneti idomok, oldhatatlanPótalkatrészek ezekhez:
Átmeneti idomok, oldhatatlanOldható átmeneti idomok és csatlakozókPótalkatrészek ezekhez: Oldható átmeneti idomok és csatlakozókDugókPótalkatrészek ezekhez: DugókCsatlakozókPótalkatrészek ezekhez:
CsatlakozókFűtési csatlakozó idomokPótalkatrészek ezekhez: Fűtési csatlakozó idomokGeberit Mapress réz, gázPótalkatrészek ezekhez: Geberit Mapress réz, gázKarmantyúkPótalkatrészek ezekhez:
KarmantyúkSzűkítőkPótalkatrészek ezekhez: SzűkítőkÍvidomokPótalkatrészek ezekhez: ÍvidomokT-idomokPótalkatrészek ezekhez: T-idomokÁtmeneti idomok, oldhatatlanPótalkatrészek ezekhez: Átmeneti
idomok, oldhatatlanOldható átmeneti idomok és csatlakozókPótalkatrészek ezekhez: Oldható átmeneti idomok és csatlakozókDugókPótalkatrészek ezekhez: DugókCsatlakozókPótalkatrészek ezekhez:
CsatlakozókGeberit Mapress réz, FKM kékPótalkatrészek ezekhez: Geberit Mapress réz, FKM kékKarmantyúkPótalkatrészek ezekhez: KarmantyúkSzűkítőkPótalkatrészek ezekhez:
SzűkítőkÍvidomokPótalkatrészek ezekhez: ÍvidomokT-idomokPótalkatrészek ezekhez: T-idomokÁtmeneti idomok, oldhatatlanPótalkatrészek ezekhez: Átmeneti idomok, oldhatatlanOldható átmeneti idomok és
csatlakozókPótalkatrészek ezekhez: Oldható átmeneti idomok és csatlakozókDugókPótalkatrészek ezekhez: DugókKiegészítők Geberit Mapress rézhezPótalkatrészek ezekhez: Kiegészítők Geberit Mapress
rézhezSzigetelések csatlakozókhozTömítések csövekhez és idomokhozBurkolatok csövekhezRögzítések csövekhezRögzítések csatlakozókhozPótalkatrészek ezekhez: Rögzítések
csatlakozókhozRendszertömítésekCsavarkészletek karimás kötésekhezGeberit higiéniai rendszerHigiéniai öblítőberendezésekPótalkatrészek ezekhez: Higiéniai öblítőberendezésekHigiéniai öblítőberendezések
tartozékaiÉrzékelőkKábelTérfogatáram korlátozóBurkolatok és takarólapokÖblítőtartályok és WC-vezérlők higiéniai öblítésselPótalkatrészek ezekhez: Öblítőtartályok és WC-vezérlők higiéniai
öblítésselBeépíthető higiéniai öblítőberendezésekPótalkatrészek ezekhez: Beépíthető higiéniai öblítőberendezésekKiegészítők öblítőtartályok és WC-vezérlők számára, higiéniai öblítésselPótalkatrészek ezekhez:
Kiegészítők öblítőtartályok és WC-vezérlők számára, higiéniai öblítésselÉrzékelőkKábelHálózati csatlakozó egységekPótalkatrészek ezekhez: Hálózati csatlakozó egységekHálózati